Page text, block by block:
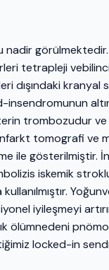
görülmektedir.
tetrapleji
dışındaki kranyal
insendromunun
trombozudur ve
tomografi ve
ile gösterilmiştir.
iskemik
iyileşmeyi
ölümnedeni
locked-in